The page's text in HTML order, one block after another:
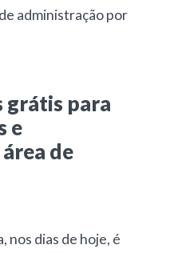
administração por
grátis para
e
de
nos dias de hoje, é